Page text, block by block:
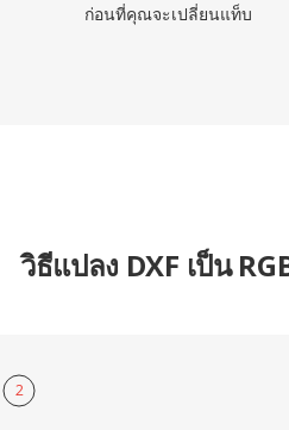
ก่อนที่คุณจะเปลี่ยนแท็บ
วิธีแปลง DXF เป็น
2